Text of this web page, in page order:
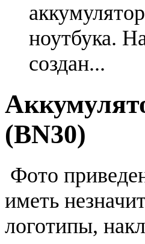
ноутбука.
создан...
(BN30)
Фото
иметь
логотипы,